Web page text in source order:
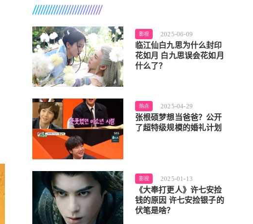
影视 2025-06-09
临江仙白九思为什么封印
花如月 白九思误会花如月
什么了？
热点 2025-04-29
张根硕梦想当爸爸？公开
了超特级规模的婚礼计划
影视 2025-01-13
《大奉打更人》许七安捡
钱的原因 许七安捡银子的
伏笔是啥？